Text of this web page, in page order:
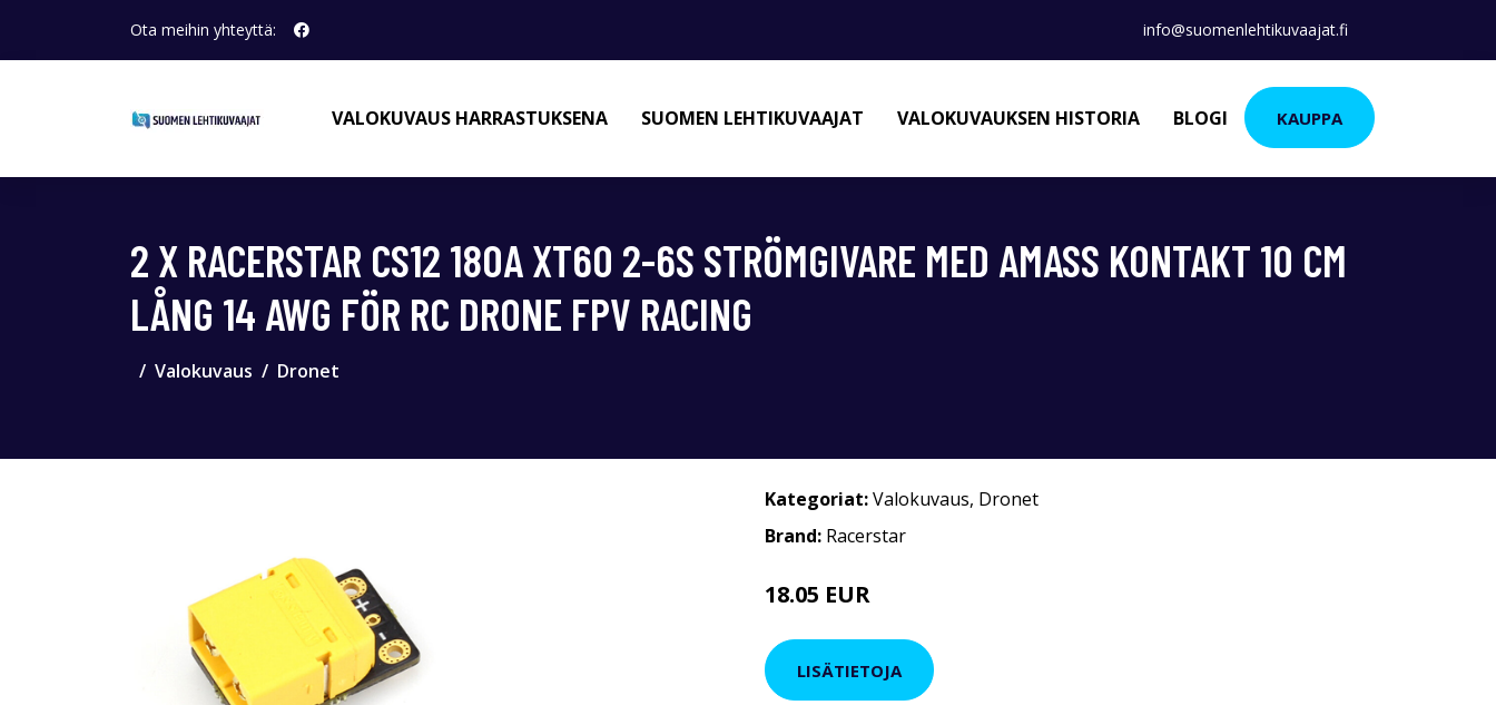
Ota meihin yhteyttä: info@suomenlehtikuvaajat.fi
VALOKUVAUS HARRASTUKSENA SUOMEN LEHTIKUVAAJAT VALOKUVAUKSEN HISTORIA BLOGI KAUPPA
2 X RACERSTAR CS12 180A XT60 2-6S STRÖMGIVARE MED AMASS KONTAKT 10 CM
LÅNG 14 AWG FÖR RC DRONE FPV RACING
Valokuvaus Dronet
Kategoriat:Valokuvaus, Dronet
Brand: Racerstar
18.05 EUR
LISÄTIETOJA